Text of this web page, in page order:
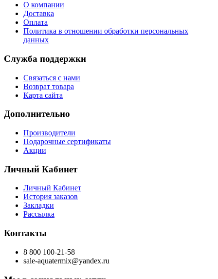
О компании
Доставка
Оплата
Политика в отношении обработки персональных
данных
Служба поддержки
Связаться с нами
Возврат товара
Карта сайта
Дополнительно
Производители
Подарочные сертификаты
Акции
Личный Кабинет
Личный Кабинет
История заказов
Закладки
Рассылка
Контакты
8 800 100-21-58
sale-aquatermix@yandex.ru